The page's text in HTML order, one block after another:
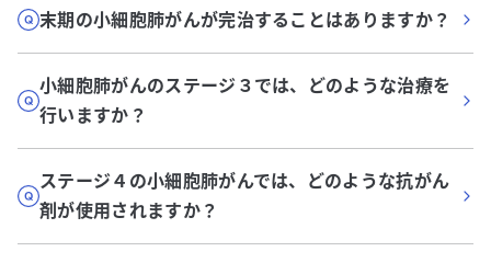
末期の小細胞肺がんが完治することはありますか？
小細胞肺がんのステージ３では、どのような治療を
行いますか？
ステージ４の小細胞肺がんでは、どのような抗がん
剤が使用されますか？